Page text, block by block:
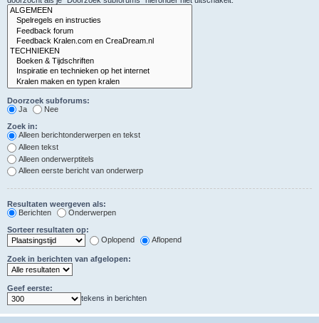
Doorzoek subforums:
Ja
Nee
Zoek in:
Alleen berichtonderwerpen en tekst
Alleen tekst
Alleen onderwerptitels
Alleen eerste bericht van onderwerp
Resultaten weergeven als:
Berichten
Onderwerpen
Sorteer resultaten op:
Oplopend
Aflopend
Zoek in berichten van afgelopen:
Geef eerste:
tekens in berichten